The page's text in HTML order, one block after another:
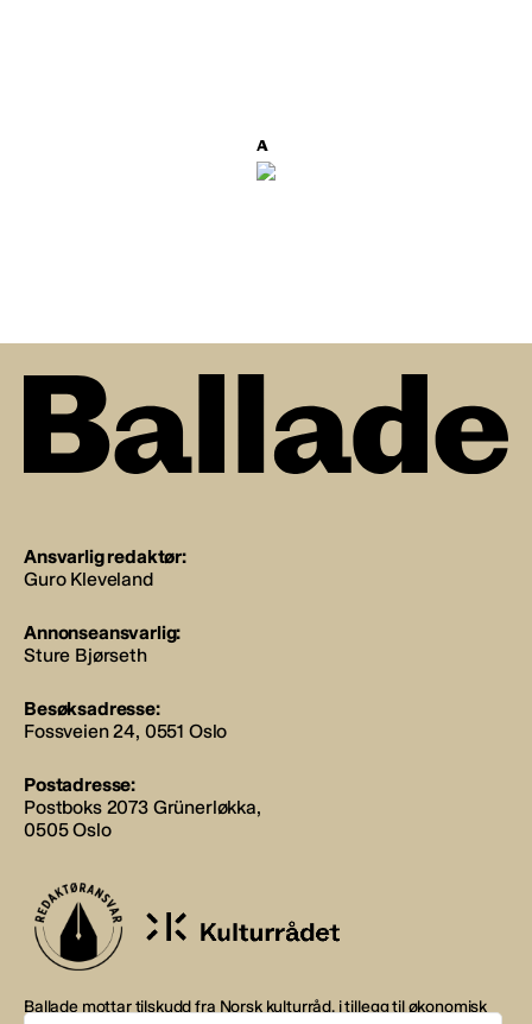
Ansvarlig redaktør:
Guro Kleveland
Annonseansvarlig:
Sture Bjørseth
Besøksadresse:
Fossveien 24, 0551 Oslo
Postadresse:
Postboks 2073 Grünerløkka,
0505 Oslo
Ballade mottar tilskudd fra Norsk kulturråd, i tillegg til økonomisk